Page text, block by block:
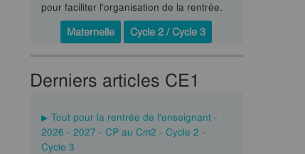
pour faciliter l'organisation de la rentrée.
Maternelle
Cycle 2 / Cycle 3
Derniers articles CE1
Tout pour la rentrée de l'enseignant -
2026 - 2027 - CP au Cm2 - Cycle 2 -
Cycle 3